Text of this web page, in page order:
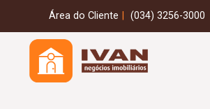
Área do Cliente (034) 3256-3000